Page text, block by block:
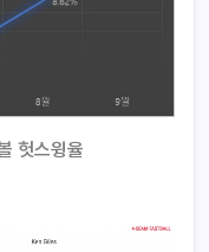
헛스윙율